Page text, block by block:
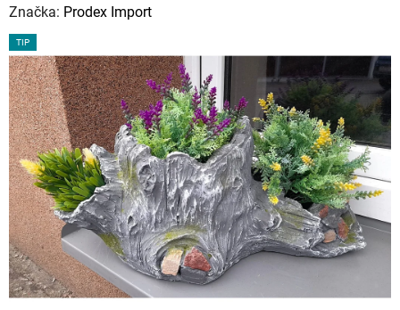
hodnocení
produktu
je
0,0
z
5
hvězdiček.
Značka: Prodex Import
TIP